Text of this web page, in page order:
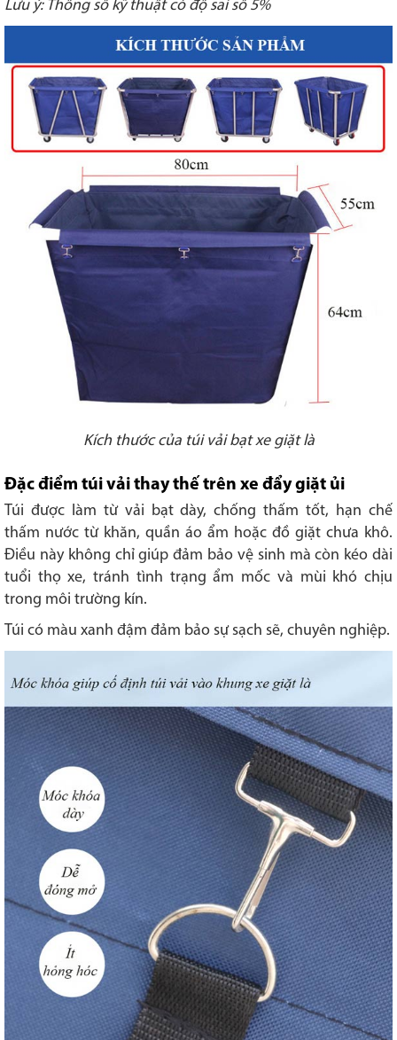
Lưu ý: Thông số kỹ thuật có độ sai số 5%
Kích thước của túi vải bạt xe giặt là
Đặc điểm túi vải thay thế trên xe đẩy giặt ủi
Túi được làm từ vải bạt dày, chống thấm tốt, hạn chế
thấm nước từ khăn, quần áo ẩm hoặc đồ giặt chưa khô.
Điều này không chỉ giúp đảm bảo vệ sinh mà còn kéo dài
tuổi thọ xe, tránh tình trạng ẩm mốc và mùi khó chịu
trong môi trường kín.
Túi có màu xanh đậm đảm bảo sự sạch sẽ, chuyên nghiệp.